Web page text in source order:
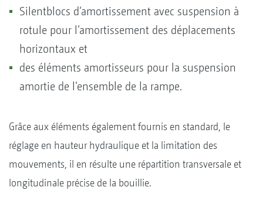
Silentblocs d‘amortissement avec suspension à
rotule pour l‘amortissement des déplacements
horizontaux et
des éléments amortisseurs pour la suspension
amortie de l‘ensemble de la rampe.
Grâce aux éléments également fournis en standard, le
réglage en hauteur hydraulique et la limitation des
mouvements, il en résulte une répartition transversale et
longitudinale précise de la bouillie.